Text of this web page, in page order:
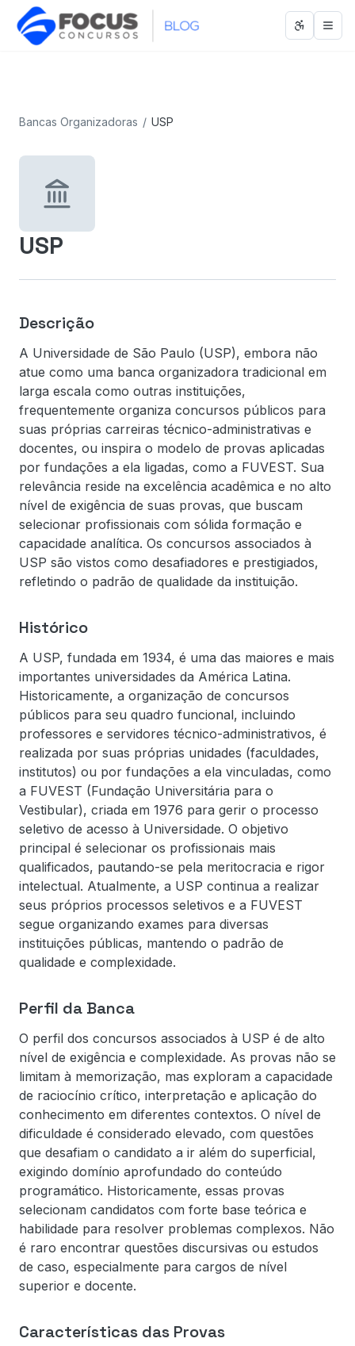
Abrir
Bancas Organizadoras / USP
USP
Descrição
A Universidade de São Paulo (USP), embora não
atue como uma banca organizadora tradicional em
larga escala como outras instituições,
frequentemente organiza concursos públicos para
suas próprias carreiras técnico-administrativas e
docentes, ou inspira o modelo de provas aplicadas
por fundações a ela ligadas, como a FUVEST. Sua
relevância reside na excelência acadêmica e no alto
nível de exigência de suas provas, que buscam
selecionar profissionais com sólida formação e
capacidade analítica. Os concursos associados à
USP são vistos como desafiadores e prestigiados,
refletindo o padrão de qualidade da instituição.
Histórico
A USP, fundada em 1934, é uma das maiores e mais
importantes universidades da América Latina.
Historicamente, a organização de concursos
públicos para seu quadro funcional, incluindo
professores e servidores técnico-administrativos, é
realizada por suas próprias unidades (faculdades,
institutos) ou por fundações a ela vinculadas, como
a FUVEST (Fundação Universitária para o
Vestibular), criada em 1976 para gerir o processo
seletivo de acesso à Universidade. O objetivo
principal é selecionar os profissionais mais
qualificados, pautando-se pela meritocracia e rigor
intelectual. Atualmente, a USP continua a realizar
seus próprios processos seletivos e a FUVEST
segue organizando exames para diversas
instituições públicas, mantendo o padrão de
qualidade e complexidade.
Perfil da Banca
O perfil dos concursos associados à USP é de alto
nível de exigência e complexidade. As provas não se
limitam à memorização, mas exploram a capacidade
de raciocínio crítico, interpretação e aplicação do
conhecimento em diferentes contextos. O nível de
dificuldade é considerado elevado, com questões
que desafiam o candidato a ir além do superficial,
exigindo domínio aprofundado do conteúdo
programático. Historicamente, essas provas
selecionam candidatos com forte base teórica e
habilidade para resolver problemas complexos. Não
é raro encontrar questões discursivas ou estudos
de caso, especialmente para cargos de nível
superior e docente.
Características das Provas